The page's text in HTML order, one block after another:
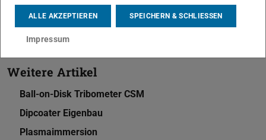
Weitere Artikel
Ball-on-Disk Tribometer CSM
Dipcoater Eigenbau
Plasmaimmersion
ALLE AKZEPTIEREN SPEICHERN & SCHLIESSEN
Impressum